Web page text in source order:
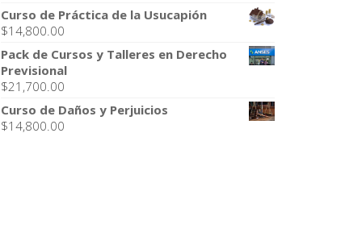
Curso de Práctica de la Usucapión
$14,800.00
Pack de Cursos y Talleres en Derecho
Previsional
$21,700.00
Curso de Daños y Perjuicios
$14,800.00